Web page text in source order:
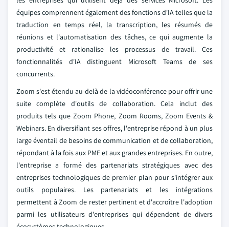
équipes comprennent également des fonctions d'IA telles que la
traduction en temps réel, la transcription, les résumés de
réunions et l'automatisation des tâches, ce qui augmente la
productivité et rationalise les processus de travail. Ces
fonctionnalités d'IA distinguent Microsoft Teams de ses
concurrents.
Zoom s'est étendu au-delà de la vidéoconférence pour offrir une
suite complète d'outils de collaboration. Cela inclut des
produits tels que Zoom Phone, Zoom Rooms, Zoom Events &
Webinars. En diversifiant ses offres, l'entreprise répond à un plus
large éventail de besoins de communication et de collaboration,
répondant à la fois aux PME et aux grandes entreprises. En outre,
l'entreprise a formé des partenariats stratégiques avec des
entreprises technologiques de premier plan pour s'intégrer aux
outils populaires. Les partenariats et les intégrations
permettent à Zoom de rester pertinent et d'accroître l'adoption
parmi les utilisateurs d'entreprises qui dépendent de divers